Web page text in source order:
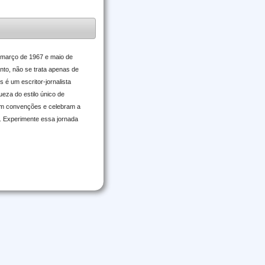
de 1967 e maio de
não se trata apenas de
é um escritor-jornalista
do estilo único de
convenções e celebram a
Experimente essa jornada